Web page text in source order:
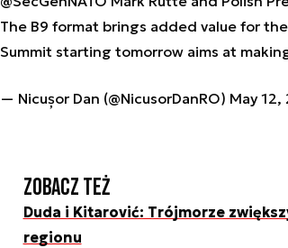
The B9 format brings added value for
Summit starting tomorrow aims at
— Nicușor Dan (@NicusorDanRO) May 12,
Zobacz też
Duda i Kitarović: Trójmorze
regionu